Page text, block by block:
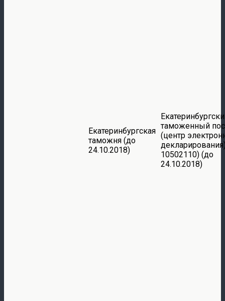
Екатеринбургская
таможня (до
24.10.2018)
таможенный
(центр
10502110) (до
24.10.2018)